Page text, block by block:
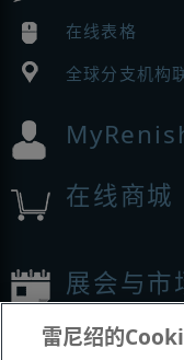
在线表格
全球分支机构
在线商城
展会与市
我们参加的活动
雷尼绍的